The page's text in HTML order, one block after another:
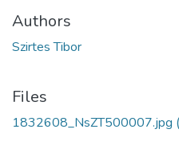
Authors
Szirtes Tibor
Files
1832608_NsZT500007.jpg